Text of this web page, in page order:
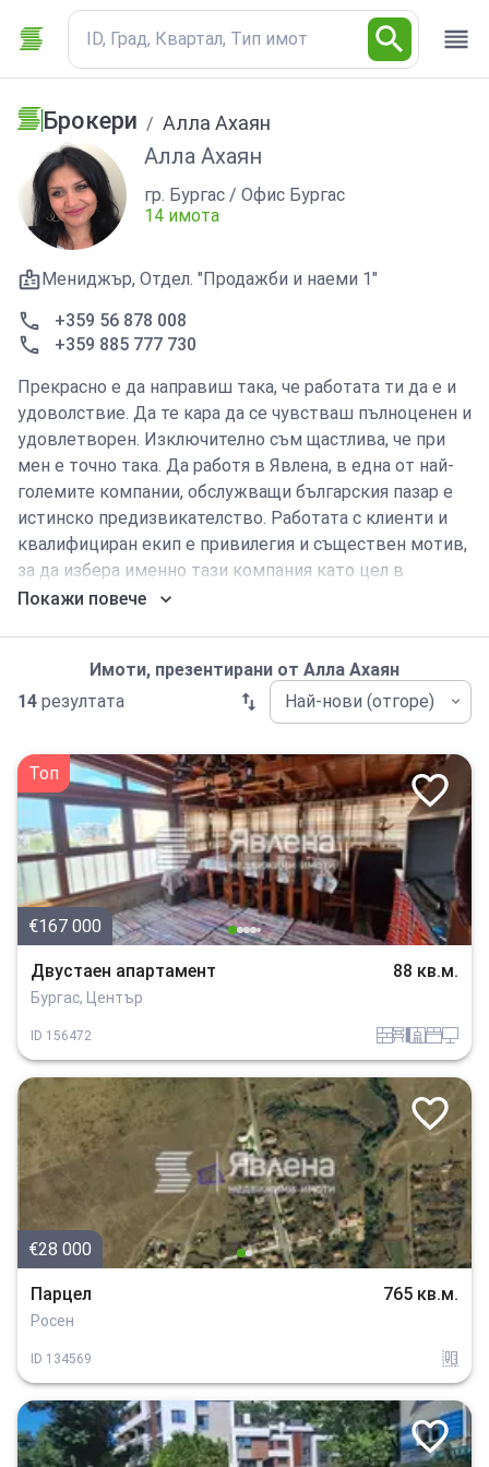
ID, Град, Квартал, Тип имот
Брокери / Алла Ахаян
Алла Ахаян
гр. Бургас / Офис Бургас
14 имота
Мениджър, Отдел. "Продажби и наеми 1"
+359 56 878 008
+359 885 777 730
Прекрасно е да направиш така, че работата ти да е и
удоволствие. Да те кара да се чувстваш пълноценен и
удовлетворен. Изключително съм щастлива, че при
мен е точно така. Да работя в Явлена, в една от най-
големите компании, обслужващи българския пазар е
истинско предизвикателство. Работата с клиенти и
квалифициран екип е привилегия и съществен мотив,
за да избера именно тази компания като цел в
професионалната си реализация.
Покажи повече
Имоти, презентирани от Алла Ахаян
14 резултата Най-нови (отгоре)
Топ
€167 000
Двустаен апартамент 88 кв.м.
Бургас, Център
ID 156472 tuhlaobzavejdne_4 sanitarno_pomeshtenie spalniatehnika
€28 000
Парцел 765 кв.м.
Росен
ID 134569 regulacia_na_parcela